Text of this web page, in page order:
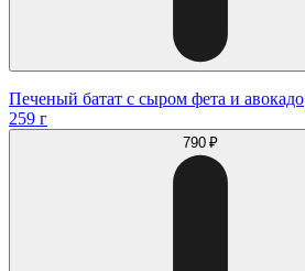
Печеный батат с сыром фета и авокадо
259 г
790 ₽